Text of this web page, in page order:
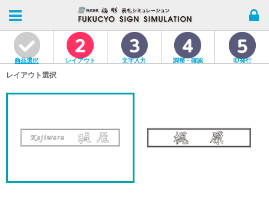
商品選択 レイアウト 文字入力 調整・確認 ID発行
レイアウト選択